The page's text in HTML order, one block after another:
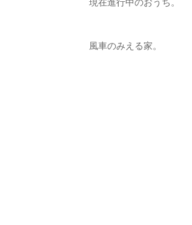
現在進行中のおうち。
風車のみえる家。